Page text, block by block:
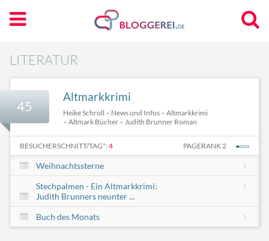
LITERATUR
45
Altmarkkrimi
Heike Schroll – News und Infos – Altmarkkrimi
– Altmark Bücher – Judith Brunner Roman
BESUCHERSCHNITT/TAG*: 4 PAGERANK 2
Weihnachtssterne
Stechpalmen - Ein Altmarkkrimi:
Judith Brunners neunter ...
Buch des Monats